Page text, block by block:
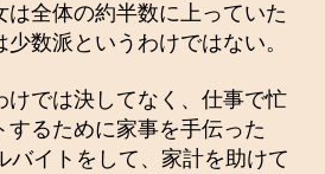
は全体の約半数に上っていた
数派というわけではない。
けでは決してなく、仕事で忙
するために家事を手伝った
バイトをして、家計を助けて